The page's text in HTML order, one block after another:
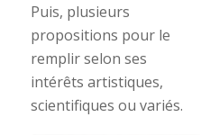
Puis, plusieurs
propositions pour le
remplir selon ses
intérêts artistiques,
scientifiques ou variés.